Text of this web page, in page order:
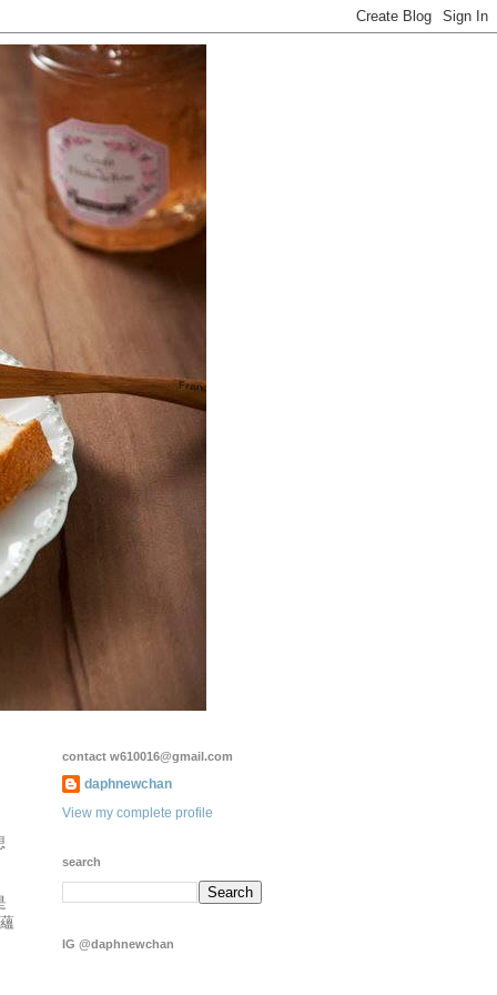
contact w610016@gmail.com
daphnewchan
View my complete profile
search
IG @daphnewchan